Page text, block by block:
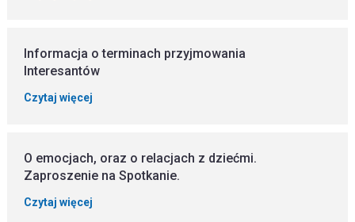
Informacja o terminach przyjmowania
Interesantów
Czytaj więcej
O emocjach, oraz o relacjach z dziećmi.
Zaproszenie na Spotkanie.
Czytaj więcej